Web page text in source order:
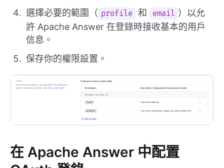
選擇必要的範圍（ profile 和 email ）以允
許 Apache Answer 在登錄時接收基本的用戶
信息。
保存你的權限設置。
在 Apache Answer 中配置